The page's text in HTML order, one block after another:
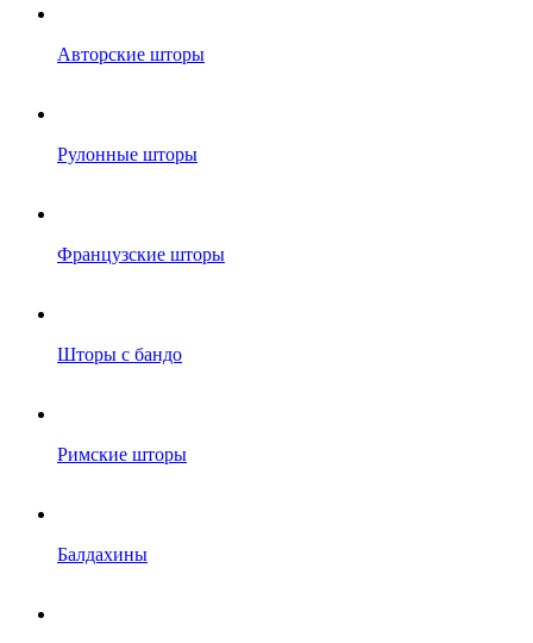
Авторские шторы
Рулонные шторы
Французские шторы
Шторы с бандо
Римские шторы
Балдахины